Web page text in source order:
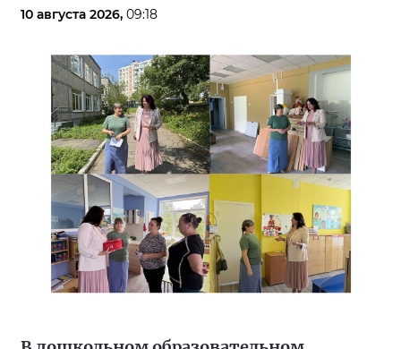
10 августа 2026, 09:18